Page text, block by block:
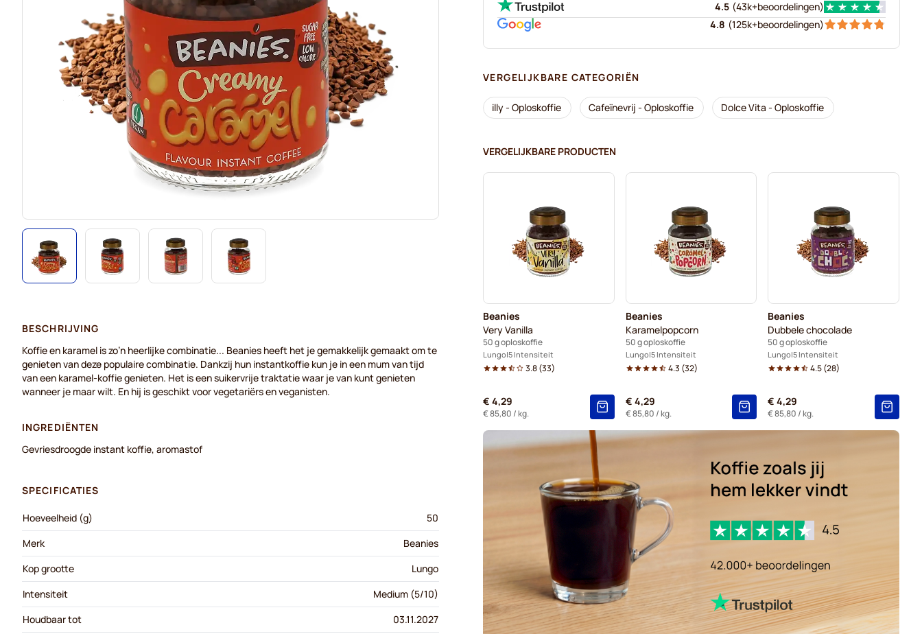
4.5 (43k+beoordelingen)
4.8 (125k+beoordelingen)
VERGELIJKBARE CATEGORIËN
illy - Oploskoffie Cafeïnevrij - Oploskoffie Dolce Vita - Oploskoffie
VERGELIJKBARE PRODUCTEN
Beanies
Very Vanilla
50 g oploskoffie
Lungo 5 Intensiteit
3.8(33)
€ 4,29
€ 85,80 / kg.
Beanies
Karamelpopcorn
50 g oploskoffie
Lungo 5 Intensiteit
4.3 (32)
€ 4,29
€ 85,80 / kg.
Beanies
Dubbele chocolade
50 g oploskoffie
Lungo 5 Intensiteit
4.5(28)
€ 4,29
€ 85,80 / kg.
BESCHRIJVING
Koffie en karamel is zo’n heerlijke combinatie... Beanies heeft het je gemakkelijk gemaakt om te
genieten van deze populaire combinatie. Dankzij hun instantkoffie kun je in een mum van tijd
van een karamel-koffie genieten. Het is een suikervrije traktatie waar je van kunt genieten
wanneer je maar wilt. En hij is geschikt voor vegetariërs en veganisten.
INGREDIËNTEN
Gevriesdroogde instant koffie, aromastof
SPECIFICATIES
Hoeveelheid (g)
50
Merk
Beanies
Kop grootte
Lungo
Intensiteit
Medium (5/10)
Houdbaar tot
03.11.2027